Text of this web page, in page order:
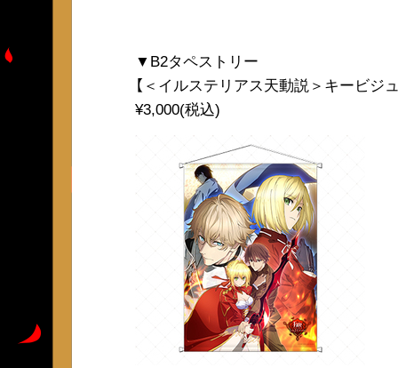
▼B2タペストリー
【＜イルステリアス天動説＞キービジ
¥3,000(税込)